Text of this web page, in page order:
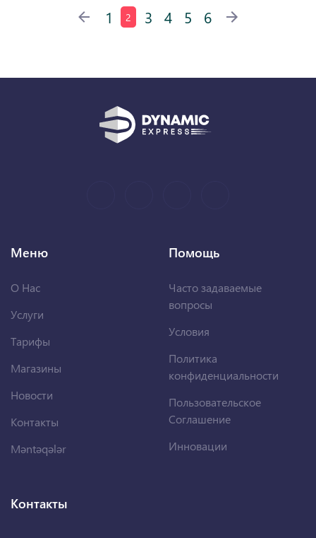
1 2 3 4 5 6
Меню
О Нас
Услуги
Тарифы
Магазины
Новости
Контакты
Məntəqələr
Помощь
Часто задаваемые
вопросы
Условия
Политика
конфиденциальности
Пользовательское
Соглашение
Инновации
Контакты